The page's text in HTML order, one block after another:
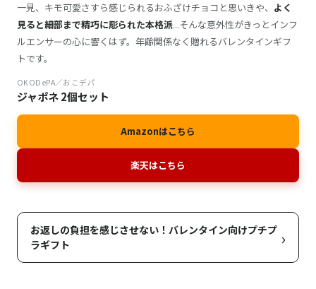
一見、キモ可愛さすら感じられるおふざけチョコと思いきや、 よく
見ると細部まで精巧に彫られた本格派...そんな意外性がきっとインフ
ルエンサーの心に響くはず。年齢関係なく贈れるバレンタインギフ
トです。
OKODePA／おこデパ
ジャポネ 2個セット
Amazonはこちら
楽天はこちら
お返しの負担を感じさせない！バレンタイン向けプチプ
ラギフト
›